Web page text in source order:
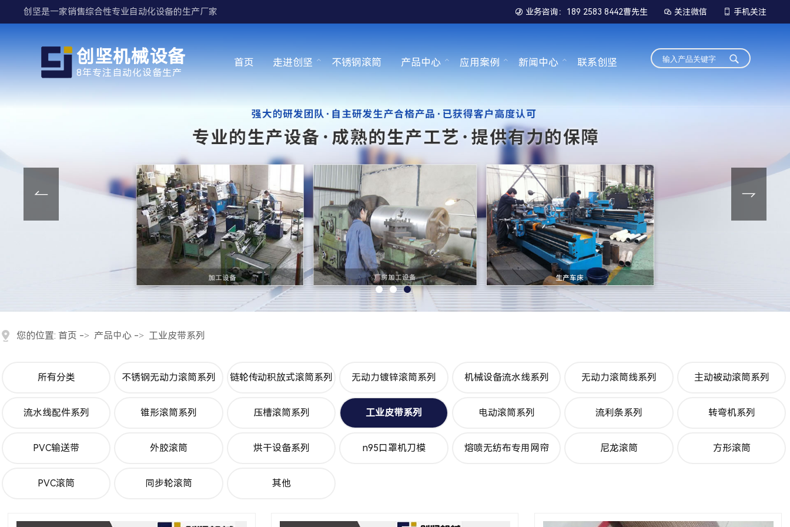
创坚是一家销售综合性专业自动化设备的生产厂家  业务咨询：189 2583 8442曹先生  关注微信  手机关注
创坚机械设备
8年专注自动化设备生产
首页 走进创坚 不锈钢滚筒 产品中心 应用案例 新闻中心 联系创坚
 
您的位置: 首页 -> 产品中心 -> 工业皮带系列
所有分类 不锈钢无动力滚筒系列 链轮传动积放式滚筒系列 无动力镀锌滚筒系列 机械设备流水线系列 无动力滚筒线系列 主动被动滚筒系列
流水线配件系列 锥形滚筒系列 压槽滚筒系列 工业皮带系列 电动滚筒系列 流利条系列 转弯机系列
PVC输送带 外胶滚筒 烘干设备系列 n95口罩机刀模 熔喷无纺布专用网帘 尼龙滚筒 方形滚筒
PVC滚筒 同步轮滚筒 其他